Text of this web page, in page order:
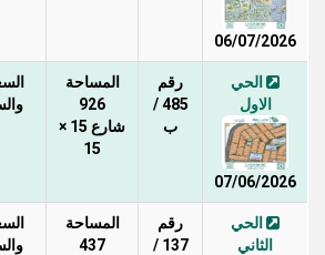
06/07/2026
الحي
الاول
07/06/2026
رقم
485 /
ب
المساحة
926
شارع 15 ×
15
الحي
الثاني
رقم
137 /
المساحة
437